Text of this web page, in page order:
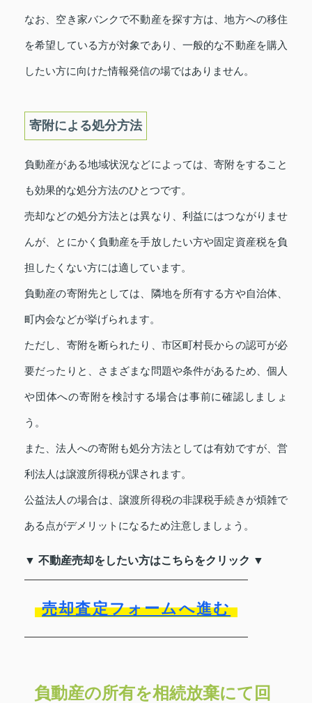
なお、空き家バンクで不動産を探す方は、地方への移住
を希望している方が対象であり、一般的な不動産を購入
したい方に向けた情報発信の場ではありません。
寄附による処分方法
負動産がある地域状況などによっては、寄附をすること
も効果的な処分方法のひとつです。
売却などの処分方法とは異なり、利益にはつながりませ
んが、とにかく負動産を手放したい方や固定資産税を負
担したくない方には適しています。
負動産の寄附先としては、隣地を所有する方や自治体、
町内会などが挙げられます。
ただし、寄附を断られたり、市区町村長からの認可が必
要だったりと、さまざまな問題や条件があるため、個人
や団体への寄附を検討する場合は事前に確認しましょ
う。
また、法人への寄附も処分方法としては有効ですが、営
利法人は譲渡所得税が課されます。
公益法人の場合は、譲渡所得税の非課税手続きが煩雑で
ある点がデメリットになるため注意しましょう。
▼ 不動産売却をしたい方はこちらをクリック ▼
売却査定フォームへ進む
負動産の所有を相続放棄にて回